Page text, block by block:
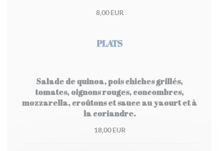
8,00 EUR
PLATS
Salade de quinoa, pois chiches grillés,
tomates, oignons rouges, concombres,
mozzarella, croûtons et sauce au yaourt et à
la coriandre.
18,00 EUR